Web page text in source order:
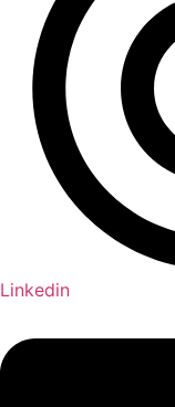
Linkedin